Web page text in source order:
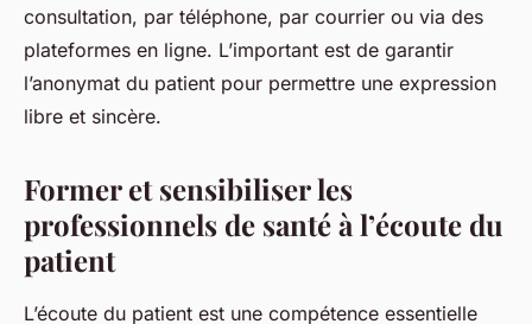
consultation, par téléphone, par courrier ou via des
plateformes en ligne. L’important est de garantir
l’anonymat du patient pour permettre une expression
libre et sincère.
Former et sensibiliser les
professionnels de santé à l’écoute du
patient
L’écoute du patient est une compétence essentielle